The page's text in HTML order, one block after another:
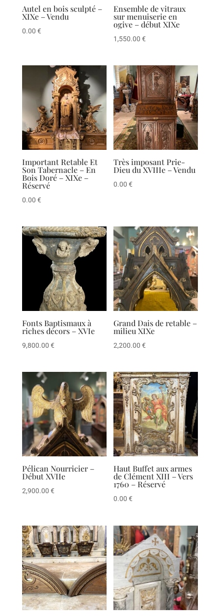
Autel en bois sculpté –
XIXe – Vendu
0.00 €
Ensemble de vitraux
sur menuiserie en
ogive – début XIXe
1,550.00€
Important Retable Et
Son Tabernacle – En
Bois Doré – XIXe –
Réservé
0.00 €
Très imposant Prie-
Dieu du XVIIIe – Vendu
0.00€
Fonts Baptismaux à
riches décors – XVIe
9,800.00 €
Grand Dais de retable –
milieu XIXe
2,200.00€
Pélican Nourricier –
Début XVIIe
2,900.00 €
Haut Buffet aux armes
de Clément XIII – Vers
1760 – Réservé
0.00€